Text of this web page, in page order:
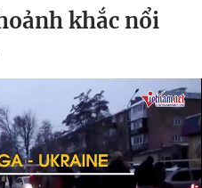
khắc nổi